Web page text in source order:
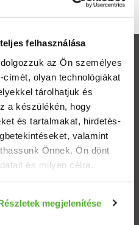
felhasználása
az Ön személyes
olyan technológiákat
tárolhatjuk és
a készülékén, hogy
és tartalmakat, hirdetés-
valamint
Önnek. Ön dönt
és milyen célra.
földrajzi elhelyezkedéséről
megjelenítése